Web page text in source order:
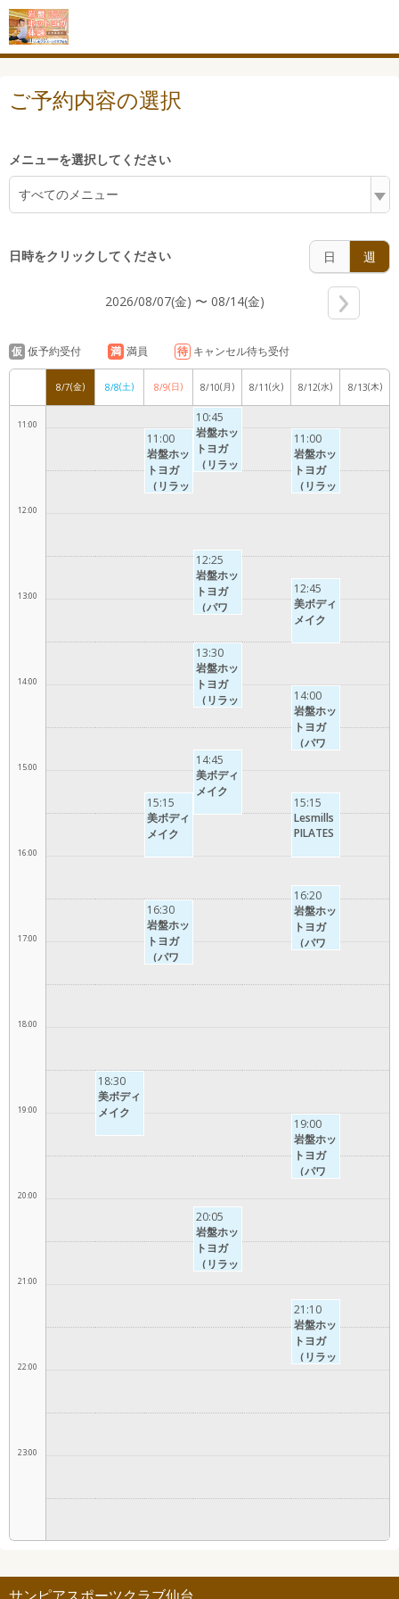
ご予約内容の選択
メニューを選択してください
すべてのメニュー
日時をクリックしてください 日 週
2026/08/07(金) 〜 08/14(金)
仮 仮予約受付 満 満員 待 キャンセル待ち受付
8/7(金) 8/8(土) 8/9(日) 8/10(月) 8/11(火) 8/12(水) 8/13(木)
8:00
9:00
11:00
12:00
13:00
14:00
15:00
16:00
17:00
18:00
19:00
20:00
21:00
22:00
23:00
18:30
美ボディ
メイク
11:00
岩盤ホッ
トヨガ
（リラッ
15:15
美ボディ
メイク
16:30
岩盤ホッ
トヨガ
（パワ
10:45
岩盤ホッ
トヨガ
（リラッ
12:25
岩盤ホッ
トヨガ
（パワ
13:30
岩盤ホッ
トヨガ
（リラッ
14:45
美ボディ
メイク
20:05
岩盤ホッ
トヨガ
（リラッ
11:00
岩盤ホッ
トヨガ
（リラッ
12:45
美ボディ
メイク
14:00
岩盤ホッ
トヨガ
（パワ
15:15
Lesmills
PILATES
16:20
岩盤ホッ
トヨガ
（パワ
19:00
岩盤ホッ
トヨガ
（パワ
21:10
岩盤ホッ
トヨガ
（リラッ